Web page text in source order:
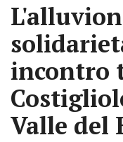
incontro
Valle del